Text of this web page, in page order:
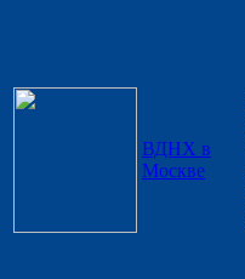
ВДНХ в
Москве